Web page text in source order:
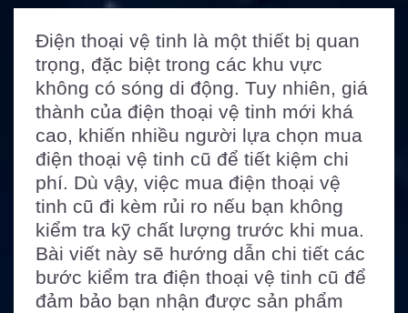
Điện thoại vệ tinh là một thiết bị quan
trọng, đặc biệt trong các khu vực
không có sóng di động. Tuy nhiên, giá
thành của điện thoại vệ tinh mới khá
cao, khiến nhiều người lựa chọn mua
điện thoại vệ tinh cũ để tiết kiệm chi
phí. Dù vậy, việc mua điện thoại vệ
tinh cũ đi kèm rủi ro nếu bạn không
kiểm tra kỹ chất lượng trước khi mua.
Bài viết này sẽ hướng dẫn chi tiết các
bước kiểm tra điện thoại vệ tinh cũ để
đảm bảo bạn nhận được sản phẩm